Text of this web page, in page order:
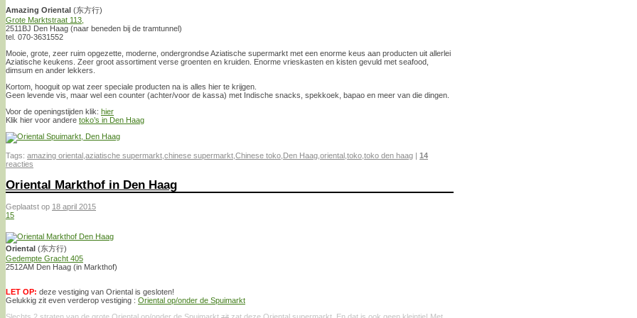
Amazing Oriental (东方行)
Grote Marktstraat 113,
2511BJ Den Haag (naar beneden bij de tramtunnel)
tel. 070-3631552
Mooie, grote, zeer ruim opgezette, moderne, ondergrondse Aziatische supermarkt met een enorme keus aan producten uit allerlei
Aziatische keukens. Zeer groot assortiment verse groenten en kruiden. Enorme vrieskasten en kisten gevuld met seafood,
dimsum en ander lekkers.
Kortom, hooguit op wat zeer speciale producten na is alles hier te krijgen.
Geen levende vis, maar wel een counter (achter/voor de kassa) met Indische snacks, spekkoek, bapao en meer van die dingen.
Voor de openingstijden klik: hier
Klik hier voor andere toko’s in Den Haag
Tags: amazing oriental aziatische supermarkt chinese supermarkt Chinese toko Den Haag oriental toko toko den haag | 14
reacties
Oriental Markthof in Den Haag
Geplaatst op 18 april 2015
15
Oriental (东方行)
Gedempte Gracht 405
2512AM Den Haag (in Markthof)
LET OP: deze vestiging van Oriental is gesloten!
Gelukkig zit even verderop vestiging : Oriental op/onder de Spuimarkt